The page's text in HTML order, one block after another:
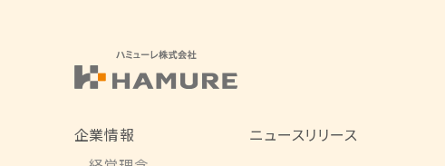
企業情報
ニュースリリース